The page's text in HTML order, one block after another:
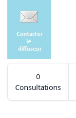
0
Consultations